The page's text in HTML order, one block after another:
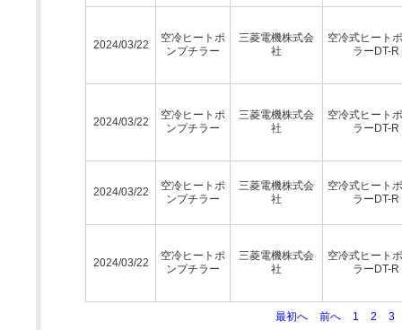
2024/03/22
空冷ヒートポ
ンプチラー
三菱電機株式会
社
空冷式ヒート
ラーDT-
2024/03/22
空冷ヒートポ
ンプチラー
三菱電機株式会
社
空冷式ヒート
ラーDT-
2024/03/22
空冷ヒートポ
ンプチラー
三菱電機株式会
社
空冷式ヒート
ラーDT-
2024/03/22
空冷ヒートポ
ンプチラー
三菱電機株式会
社
空冷式ヒート
ラーDT-
最初へ 前へ 1 2 3